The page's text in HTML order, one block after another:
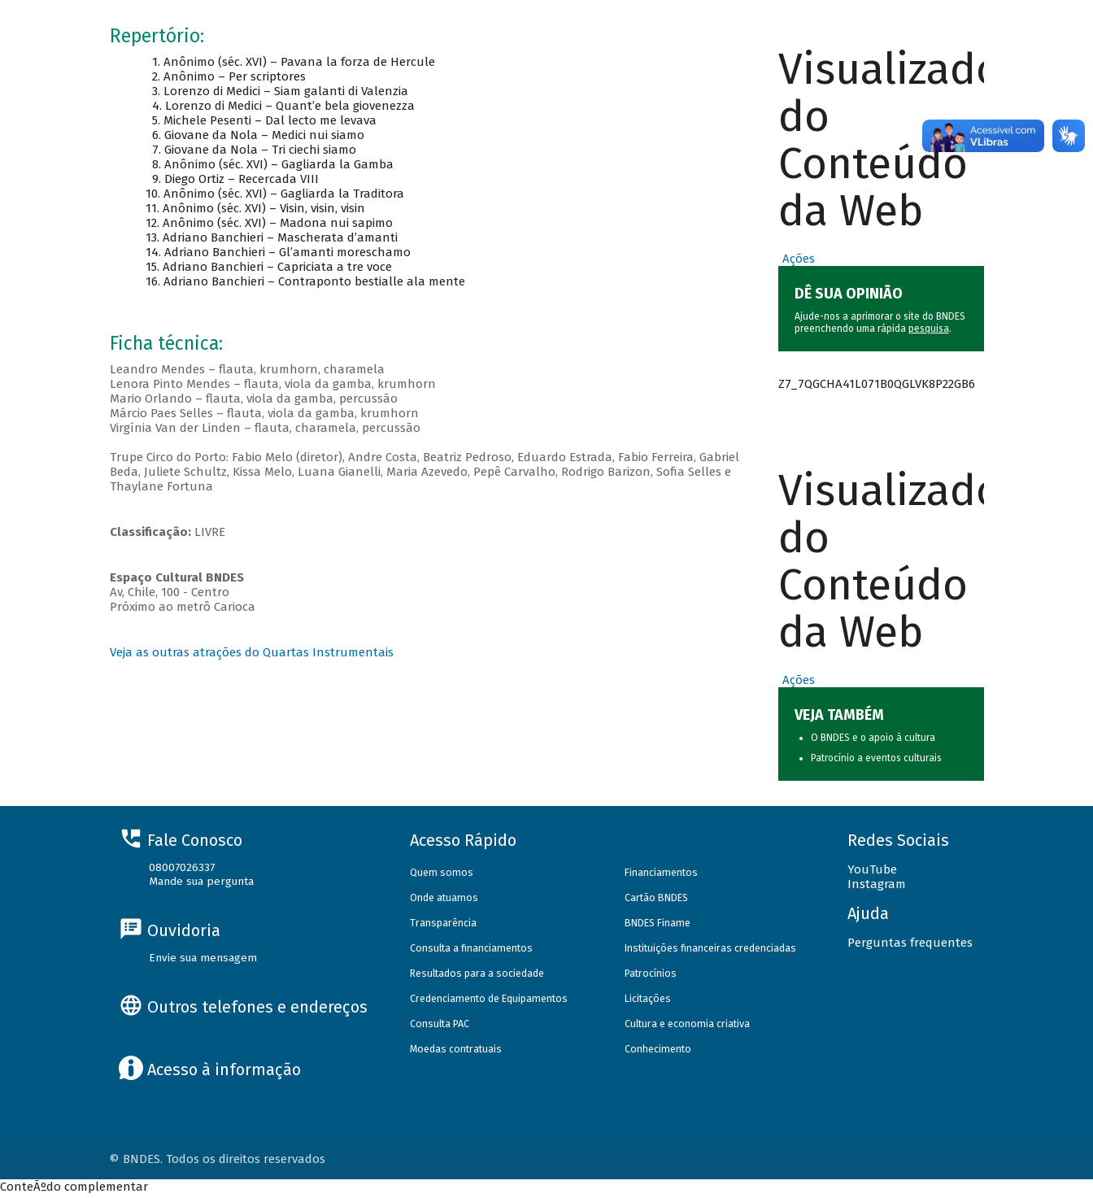
Repertório:
1. Anônimo (séc. XVI) – Pavana la forza de Hercule
2. Anônimo – Per scriptores
3. Lorenzo di Medici – Siam galanti di Valenzia
4. Lorenzo di Medici – Quant’e bela giovenezza
5. Michele Pesenti – Dal lecto me levava
6. Giovane da Nola – Medici nui siamo
7. Giovane da Nola – Tri ciechi siamo
8. Anônimo (séc. XVI) – Gagliarda la Gamba
9. Diego Ortiz – Recercada VIII
10. Anônimo (séc. XVI) – Gagliarda la Traditora
11. Anônimo (séc. XVI) – Visin, visin, visin
12. Anônimo (séc. XVI) – Madona nui sapimo
13. Adriano Banchieri – Mascherata d’amanti
14. Adriano Banchieri – Gl’amanti moreschamo
15. Adriano Banchieri – Capriciata a tre voce
16. Adriano Banchieri – Contraponto bestialle ala mente
Ficha técnica:
Leandro Mendes – flauta, krumhorn, charamela
Lenora Pinto Mendes – flauta, viola da gamba, krumhorn
Mario Orlando – flauta, viola da gamba, percussão
Márcio Paes Selles – flauta, viola da gamba, krumhorn
Virgínia Van der Linden – flauta, charamela, percussão
Trupe Circo do Porto: Fabio Melo (diretor), Andre Costa, Beatriz Pedroso, Eduardo Estrada, Fabio Ferreira, Gabriel
Beda, Juliete Schultz, Kissa Melo, Luana Gianelli, Maria Azevedo, Pepê Carvalho, Rodrigo Barizon, Sofia Selles e
Thaylane Fortuna
Classificação:LIVRE
Espaço Cultural BNDES
Av, Chile, 100 - Centro
Próximo ao metrô Carioca
Veja as outras atrações do Quartas Instrumentais
Visualizador
do
Conteúdo
da Web
Ações
DÊ SUA OPINIÃO
Ajude-nos a aprimorar o site do BNDES
preenchendo uma rápida pesquisa.
Z7_7QGCHA41L071B0QGLVK8P22GB6
Visualizador
do
Conteúdo
da Web
Ações
VEJA TAMBÉM
O BNDES e o apoio à cultura
Patrocínio a eventos culturais
Fale Conosco
08007026337
Mande sua pergunta
Ouvidoria
Envie sua mensagem
Outros telefones e endereços
Acesso à informação
Acesso Rápido
Quem somos
Onde atuamos
Transparência
Consulta a financiamentos
Resultados para a sociedade
Credenciamento de Equipamentos
Consulta PAC
Moedas contratuais
Financiamentos
Cartão BNDES
BNDES Finame
Instituições financeiras credenciadas
Patrocínios
Licitações
Cultura e economia criativa
Conhecimento
Redes Sociais
YouTube
Instagram
Ajuda
Perguntas frequentes
© BNDES. Todos os direitos reservados
ConteÃºdo complementar